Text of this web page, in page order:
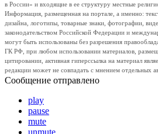
в России» и входящие в ее структуру местные
Информация, размещенная на портале, а именно:
дизайна, логотипы, товарные знаки, фотографии,
законодательством Российской Федерации и
могут быть использованы без разрешения
ГК РФ, при любом использовании материалов,
цитировании, активная гиперссылка на материал
редакции может не совпадать с мнением отдельных
Сообщение отправлено
play
pause
mute
unmute